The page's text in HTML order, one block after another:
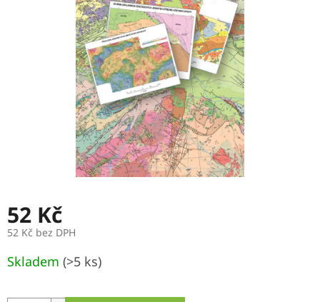
52 Kč
52 Kč bez DPH
cena:
Skladem (>5 ks)